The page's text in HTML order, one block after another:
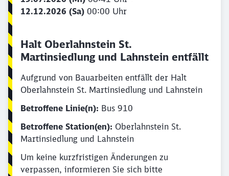
12.12.2026 (Sa) 00:00 Uhr
Halt Oberlahnstein St.
Martinsiedlung und Lahnstein entfällt
Aufgrund von Bauarbeiten entfällt der Halt
Oberlahnstein St. Martinsiedlung und Lahnstein
Betroffene Linie(n): Bus 910
Betroffene Station(en): Oberlahnstein St.
Martinsiedlung und Lahnstein
Um keine kurzfristigen Änderungen zu
verpassen, informieren Sie sich bitte
Möchten Sie zuweitergeleitet
werden?
Abbrechen